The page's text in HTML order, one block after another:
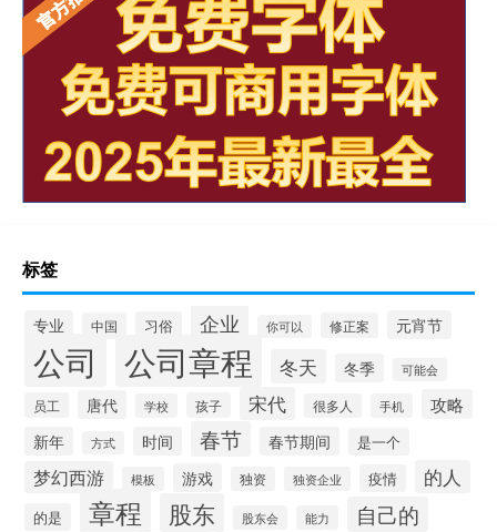
标签
专业 中国 习俗 企业 你可以 修正案 元宵节
公司 公司章程 冬天 冬季 可能会
员工 唐代 学校 孩子 宋代 很多人 手机 攻略
新年 方式 时间 春节 春节期间 是一个
梦幻西游 模板 游戏 独资 独资企业 疫情 的人
的是 章程 股东 股东会 能力 自己的